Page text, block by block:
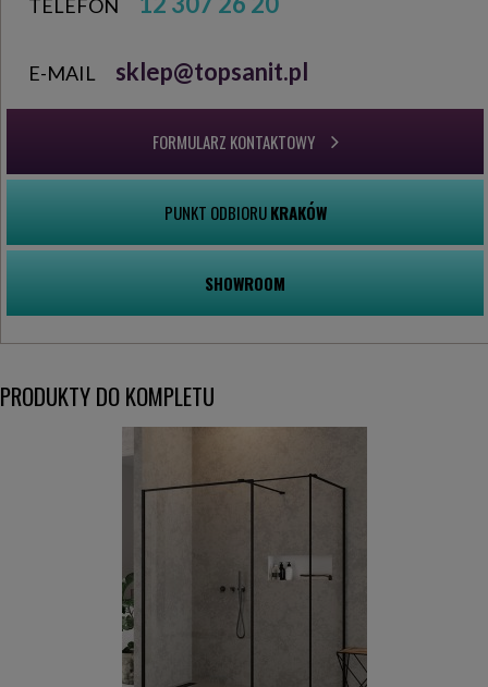
TELEFON
E-MAIL sklep@topsanit.pl
FORMULARZ KONTAKTOWY
PUNKT ODBIORUKRAKÓW
SHOWROOM
PRODUKTY DO KOMPLETU